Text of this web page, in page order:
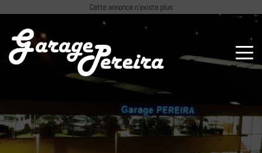
Cette annonce n'existe plus
Paramètres avancés des cookies